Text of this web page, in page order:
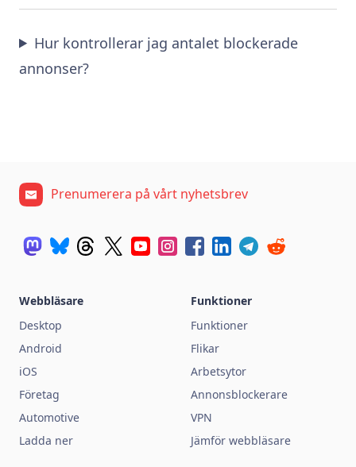
Hur kontrollerar jag antalet blockerade
annonser?
Prenumerera på vårt nyhetsbrev
Webbläsare
Desktop
Android
iOS
Företag
Automotive
Ladda ner
Funktioner
Funktioner
Flikar
Arbetsytor
Annonsblockerare
VPN
Jämför webbläsare